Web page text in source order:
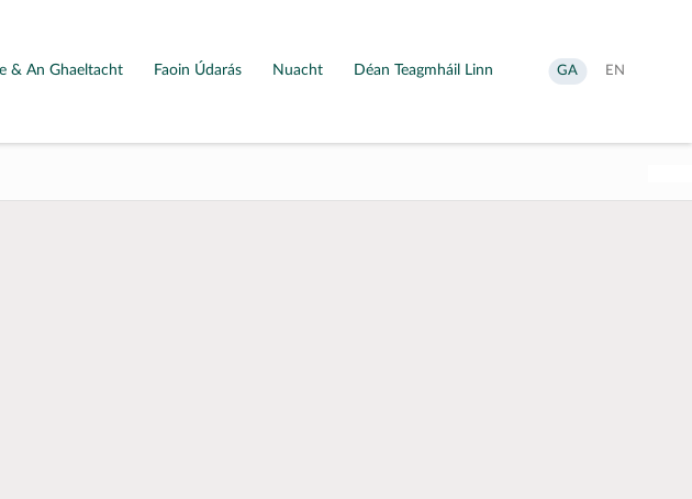
& An Ghaeltacht Faoin Údarás Nuacht Déan Teagmháil Linn
Aistrigh
go
GA
Change
EN